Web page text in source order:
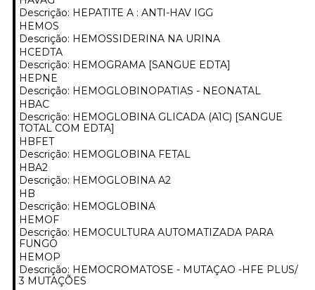
Descrição: HEPATITE A : ANTI-HAV IGG
HEMOS
Descrição: HEMOSSIDERINA NA URINA
HCEDTA
Descrição: HEMOGRAMA [SANGUE EDTA]
HEPNE
Descrição: HEMOGLOBINOPATIAS - NEONATAL
HBAC
Descrição: HEMOGLOBINA GLICADA (A1C) [SANGUE
TOTAL COM EDTA]
HBFET
Descrição: HEMOGLOBINA FETAL
HBA2
Descrição: HEMOGLOBINA A2
HB
Descrição: HEMOGLOBINA
HEMOF
Descrição: HEMOCULTURA AUTOMATIZADA PARA
FUNGO
HEMOP
Descrição: HEMOCROMATOSE - MUTAÇAO -HFE PLUS/
3 MUTAÇÕES